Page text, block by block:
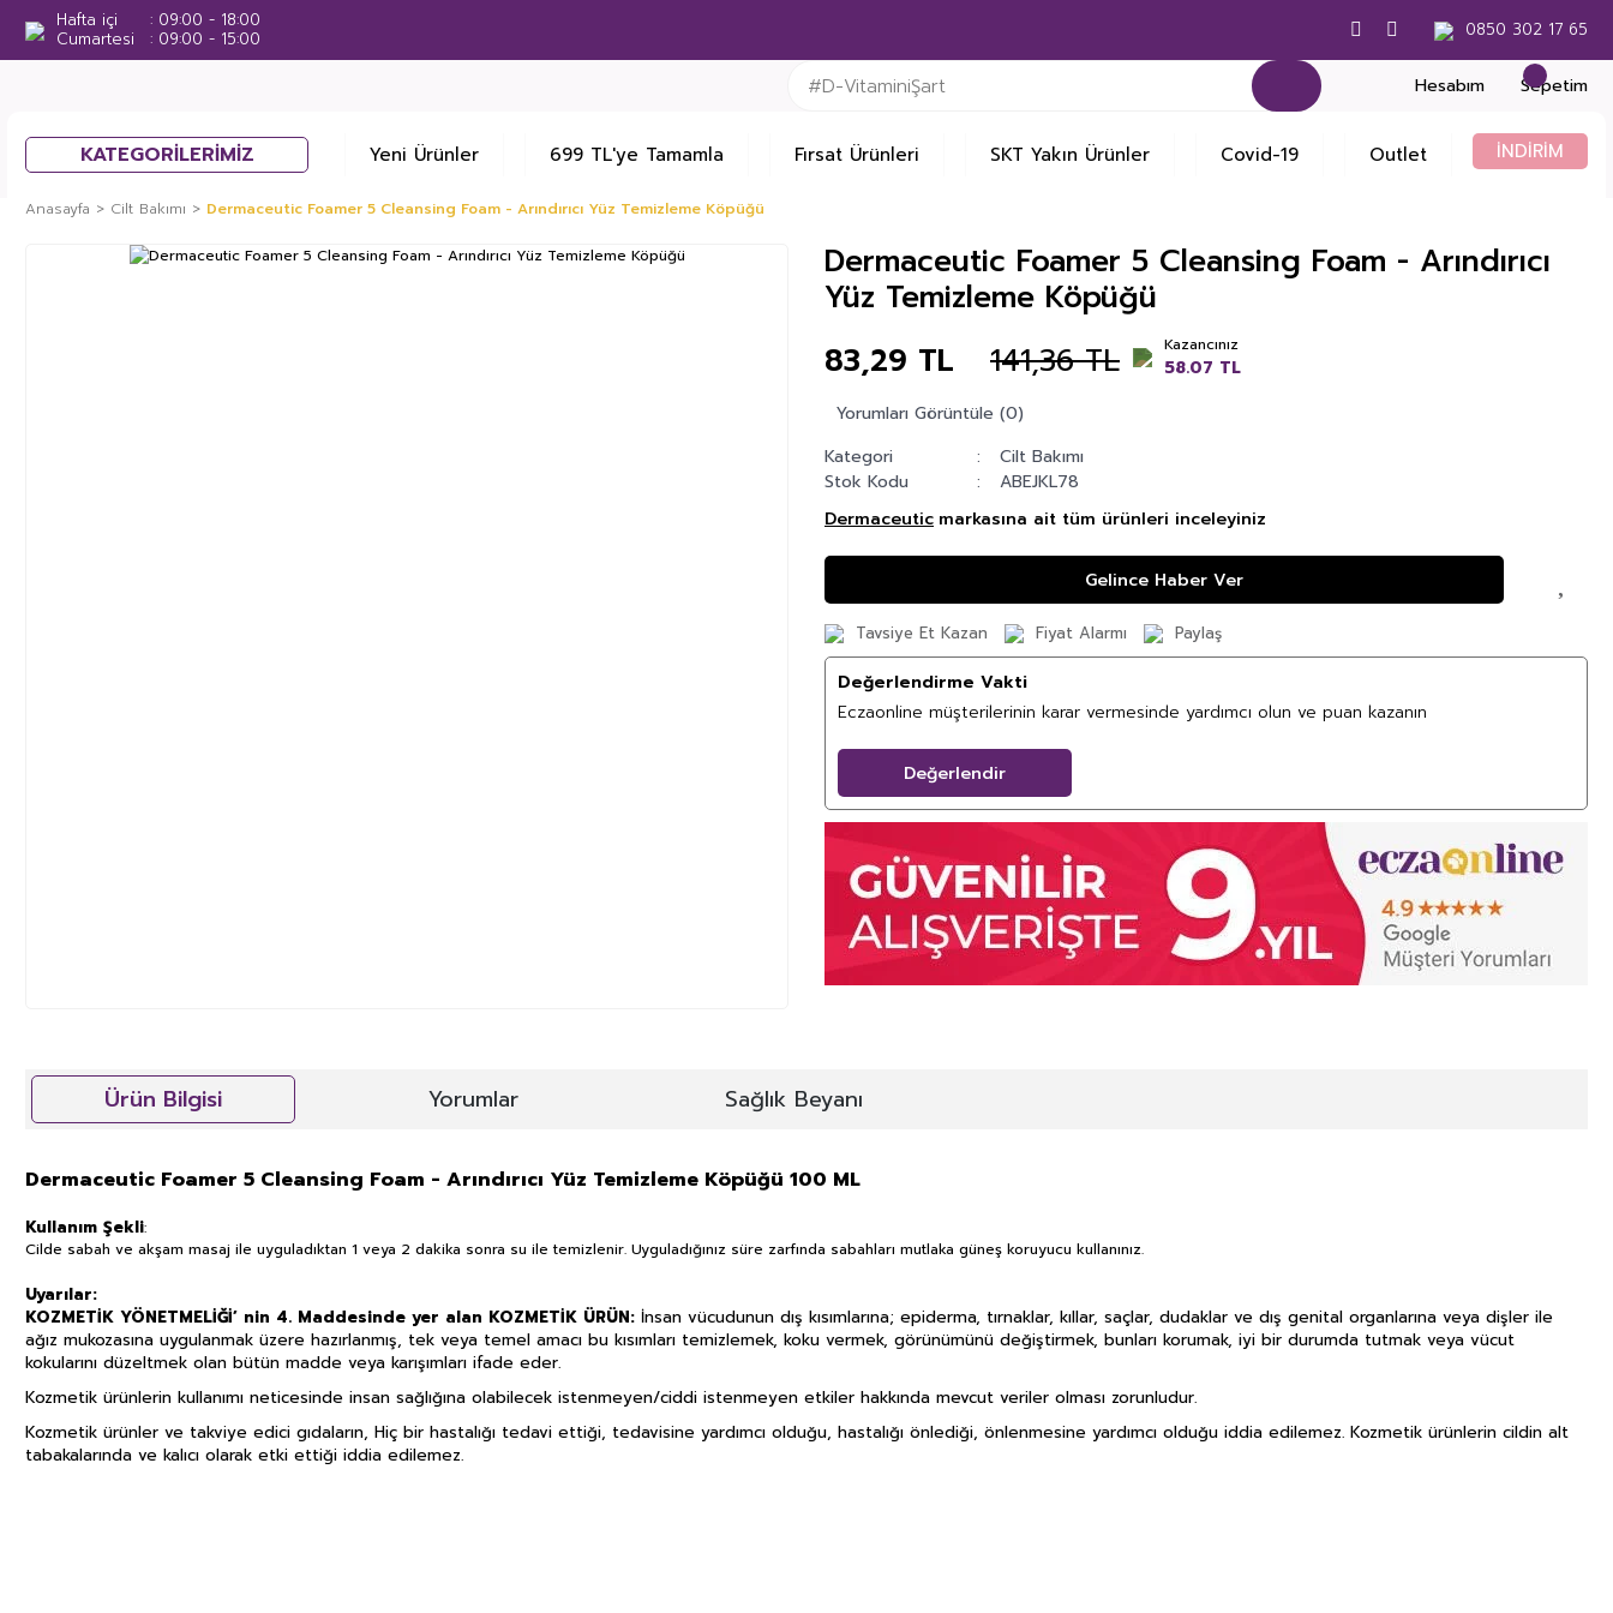
Hafta içi
09:00 - 18:00
Cumartesi
09:00 - 15:00 0850 302 17 65
Hesabım Sepetim
KATEGORİLERİMİZ Yeni Ürünler 699 TL'ye Tamamla Fırsat Ürünleri SKT Yakın Ürünler Covid-19 Outlet İNDİRİM
Anasayfa Cilt Bakımı Dermaceutic Foamer 5 Cleansing Foam - Arındırıcı Yüz Temizleme Köpüğü
Dermaceutic Foamer 5 Cleansing Foam - Arındırıcı
Yüz Temizleme Köpüğü
83,29 TL
141,36 TL Kazancınız
58.07 TL
Yorumları Görüntüle (0)
Kategori
Cilt Bakımı
Stok Kodu
ABEJKL78
Dermaceutic markasına ait tüm ürünleri inceleyiniz
Gelince Haber Ver
Tavsiye Et Kazan Fiyat Alarmı Paylaş
Değerlendirme Vakti
Eczaonline müşterilerinin karar vermesinde yardımcı olun ve puan kazanın
Değerlendir
Ürün Bilgisi Yorumlar Sağlık Beyanı
Dermaceutic Foamer 5 Cleansing Foam - Arındırıcı Yüz Temizleme Köpüğü 100 ML
Kullanım Şekli:
Cilde sabah ve akşam masaj ile uyguladıktan 1 veya 2 dakika sonra su ile temizlenir. Uyguladığınız süre zarfında sabahları mutlaka güneş koruyucu kullanınız.
Uyarılar:
KOZMETİK YÖNETMELİĞİ’ nin 4. Maddesinde yer alan KOZMETİK ÜRÜN: İnsan vücudunun dış kısımlarına; epiderma, tırnaklar, kıllar, saçlar, dudaklar ve dış genital organlarına veya dişler ile
ağız mukozasına uygulanmak üzere hazırlanmış, tek veya temel amacı bu kısımları temizlemek, koku vermek, görünümünü değiştirmek, bunları korumak, iyi bir durumda tutmak veya vücut
kokularını düzeltmek olan bütün madde veya karışımları ifade eder.
Kozmetik ürünlerin kullanımı neticesinde insan sağlığına olabilecek istenmeyen/ciddi istenmeyen etkiler hakkında mevcut veriler olması zorunludur.
Kozmetik ürünler ve takviye edici gıdaların, Hiç bir hastalığı tedavi ettiği, tedavisine yardımcı olduğu, hastalığı önlediği, önlenmesine yardımcı olduğu iddia edilemez. Kozmetik ürünlerin cildin alt
tabakalarında ve kalıcı olarak etki ettiği iddia edilemez.